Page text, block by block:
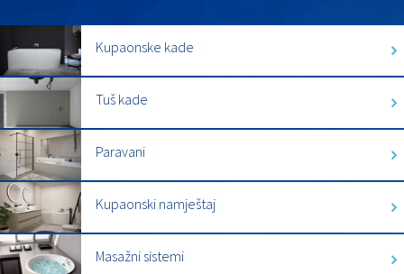
Kupaonske kade
Tuš kade
Paravani
Kupaonski namještaj
Masažni sistemi